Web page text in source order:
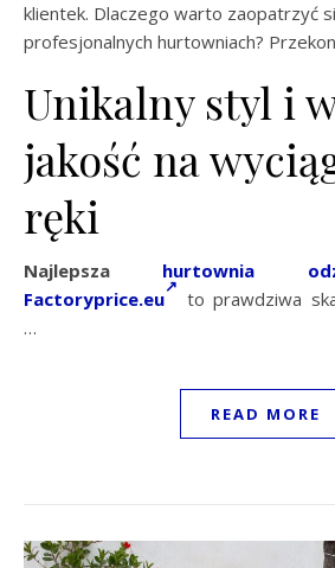
klientek. Dlaczego warto zaopatrzyć
profesjonalnych hurtowniach?
Unikalny styl i
jakość na
ręki
Najlepsza hurtownia
Factoryprice.eu
to prawdziwa
…
READ MORE